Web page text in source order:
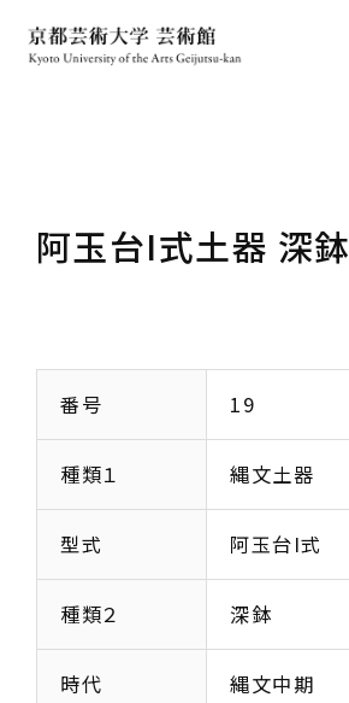
阿玉台I式土器 深鉢
番号 19
種類１ 縄文土器
型式 阿玉台I式
種類２ 深鉢
時代 縄文中期